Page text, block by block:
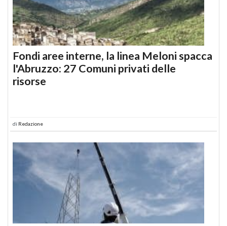
Fondi aree interne, la linea Meloni spacca
l'Abruzzo: 27 Comuni privati delle
risorse
di Redazione